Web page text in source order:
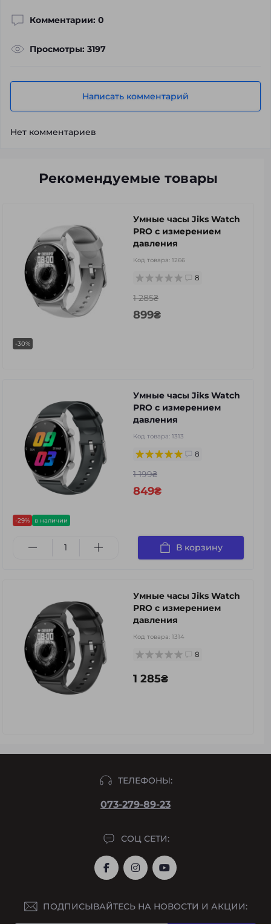
Комментарии: 0
Просмотры: 3197
Написать комментарий
Нет комментариев
Рекомендуемые товары
-30%
Умные часы Jiks Watch
PRO с измерением
давления
Код товара: 1266
8
1 285₴
899₴
-29% в наличии
Умные часы Jiks Watch
PRO с измерением
давления
Код товара: 1313
8
1 199₴
849₴
В корзину
Умные часы Jiks Watch
PRO с измерением
давления
Код товара: 1314
8
1 285₴
ТЕЛЕФОНЫ:
073-279-89-23
СОЦ СЕТИ:
ПОДПИСЫВАЙТЕСЬ НА НОВОСТИ И АКЦИИ: